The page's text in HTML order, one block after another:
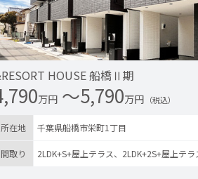
HOUSE 船橋Ⅱ期
万円 〜5,790万円 （税込）
所在地 千葉県船橋市栄町1丁目
間取り 2LDK+S+屋上テラス、2LDK+2S+屋上テ